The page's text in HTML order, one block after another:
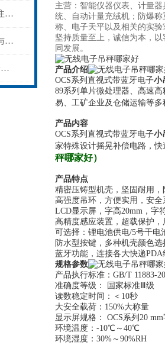
电子搬运秤使用时的注意事项有哪些?
全自动灌装机的维护与保养
从7个方面能调整电子皮带秤的精度
主营：智能仪器仪表、计量
统、自动计量充绒机；防爆
称、电子天平以及相关的实
坚持质量至上，诚信为本，
同发展。
产品介绍
OCS系列直视式带蓝牙电子小
89系列单片微处理器、高速
易、工矿企业及仓储运输等多
产品内容
OCS系列直视式带蓝牙电子小
家特殊设计摇晃补偿电路，
秤哪家好）
产品特点
精密压铸型机壳，坚固耐用，
高强度吊环，方便实用，安
LCD显示屏，字高20mm，字
高精度感应装置，超载保护，
可选择：锂电池供电/5号干电
防水型按键，多种机壳颜色选
蓝牙功能，连接各大快递PDA
规格参数
产品执行标准：GB/T 11883-
准确度等级： 国家标准Ⅲ级
读数稳定时间：＜10秒
大安全载荷：150%大称量
显示屏规格： OCS系列20
环境温度：-10℃～40℃
环境湿度：30%～90%RH